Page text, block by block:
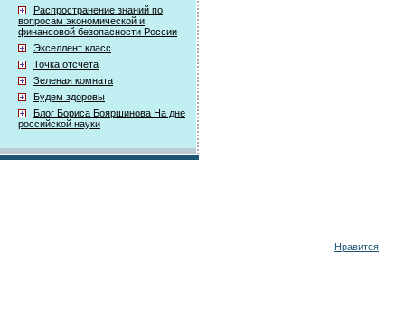
Распространение знаний по
вопросам экономической и
финансовой безопасности России
Экселлент класс
Точка отсчета
Зеленая комната
Будем здоровы
Блог Бориса Бояршинова На дне
российской науки
Нравится